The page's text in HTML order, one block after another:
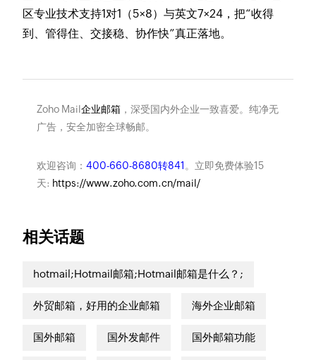
区专业技术支持1对1（5×8）与英文7×24，把“收得
到、管得住、交接稳、协作快”真正落地。
Zoho Mail企业邮箱，深受国内外企业一致喜爱。纯净无
广告，安全加密全球畅邮。
欢迎咨询： 400-660-8680转841 。立即免费体验15
天: https://www.zoho.com.cn/mail/
相关话题
hotmail;Hotmail邮箱;Hotmail邮箱是什么？;
外贸邮箱，好用的企业邮箱 海外企业邮箱
国外邮箱 国外发邮件 国外邮箱功能